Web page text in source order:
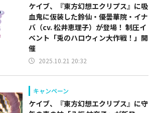
ケイブ、『東方幻想エクリプス』に吸
血鬼に仮装した鈴仙・優曇華院・イナ
バ（cv. 松井恵理子）が登場！ 制圧イ
ベント「兎のハロウィン大作戦！」開
催
2025.10.21 20:32
キャンペーン
ケイブ、『東方幻想エクリプス』に守